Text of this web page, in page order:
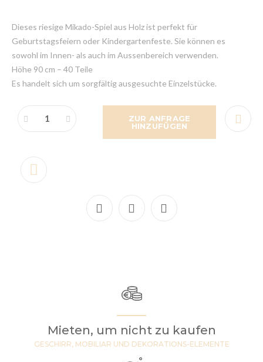
Dieses riesige Mikado-Spiel aus Holz ist perfekt für
Geburtstagsfeiern oder Kindergartenfeste. Sie können es
sowohl im Innen- als auch im Aussenbereich verwenden.
Höhe 90 cm – 40 Teile
Es handelt sich um sorgfältig ausgesuchte Einzelstücke.
ZUR ANFRAGE
HINZUFÜGEN
Mieten, um nicht zu kaufen
GESCHIRR, MOBILIAR UND DEKORATIONS-ELEMENTE